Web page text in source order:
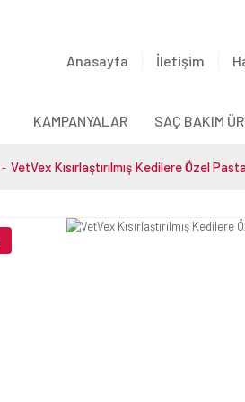
Anasayfa İletişim
KAMPANYALAR SAÇ BAKIM
VetVex Kısırlaştırılmış Kedilere Özel